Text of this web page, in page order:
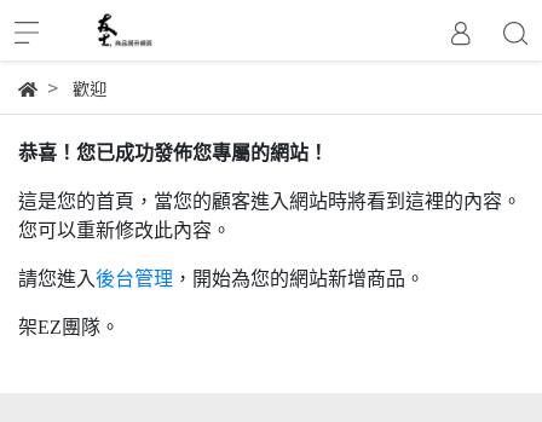
歡迎
恭喜！您已成功發佈您專屬的網站！
這是您的首頁，當您的顧客進入網站時將看到這裡的內容。
您可以重新修改此內容。
請您進入後台管理 ，開始為您的網站新增商品。
架EZ團隊。